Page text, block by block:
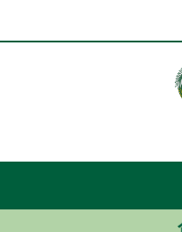
ン
に